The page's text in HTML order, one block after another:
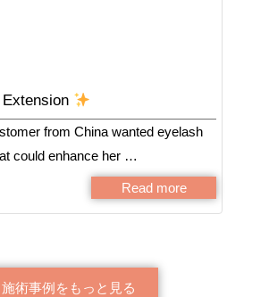
from China wanted eyelash
could enhance her …
Read more
施術事例をもっと見る